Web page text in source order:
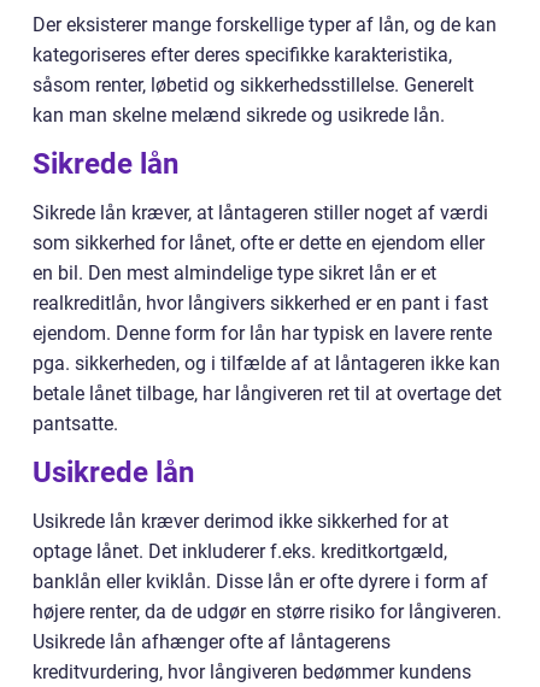
Der eksisterer mange forskellige typer af lån, og de kan
kategoriseres efter deres specifikke karakteristika,
såsom renter, løbetid og sikkerhedsstillelse. Generelt
kan man skelne melænd sikrede og usikrede lån.
Sikrede lån
Sikrede lån kræver, at låntageren stiller noget af værdi
som sikkerhed for lånet, ofte er dette en ejendom eller
en bil. Den mest almindelige type sikret lån er et
realkreditlån, hvor långivers sikkerhed er en pant i fast
ejendom. Denne form for lån har typisk en lavere rente
pga. sikkerheden, og i tilfælde af at låntageren ikke kan
betale lånet tilbage, har långiveren ret til at overtage det
pantsatte.
Usikrede lån
Usikrede lån kræver derimod ikke sikkerhed for at
optage lånet. Det inkluderer f.eks. kreditkortgæld,
banklån eller kviklån. Disse lån er ofte dyrere i form af
højere renter, da de udgør en større risiko for långiveren.
Usikrede lån afhænger ofte af låntagerens
kreditvurdering, hvor långiveren bedømmer kundens